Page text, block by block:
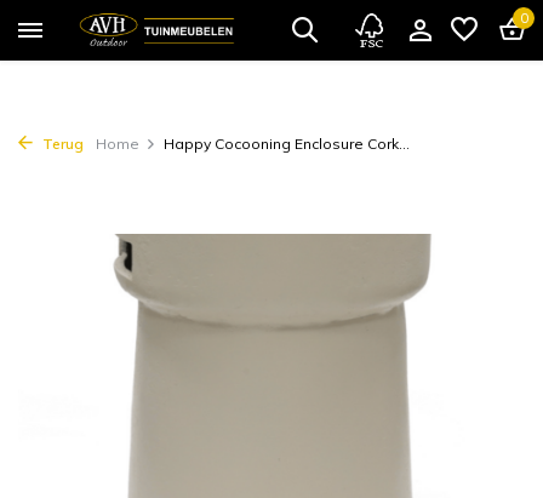
0
Terug Home Happy Cocooning Enclosure Cork...